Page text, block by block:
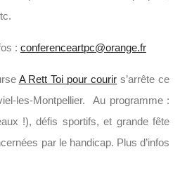
: conferenceartpc@orange.fr
A Rett Toi pour courir s’arrête ce
les-Montpellier. Au programme :
!), défis sportifs, et grande fête
par le handicap. Plus d’infos